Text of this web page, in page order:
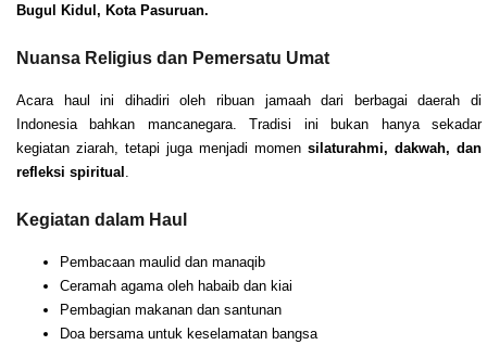
Bugul Kidul, Kota Pasuruan.
Nuansa Religius dan Pemersatu Umat
Acara haul ini dihadiri oleh ribuan jamaah dari berbagai daerah di
Indonesia bahkan mancanegara. Tradisi ini bukan hanya sekadar
kegiatan ziarah, tetapi juga menjadi momen silaturahmi, dakwah, dan
refleksi spiritual
Kegiatan dalam Haul
Pembacaan maulid dan manaqib
Ceramah agama oleh habaib dan kiai
Pembagian makanan dan santunan
Doa bersama untuk keselamatan bangsa